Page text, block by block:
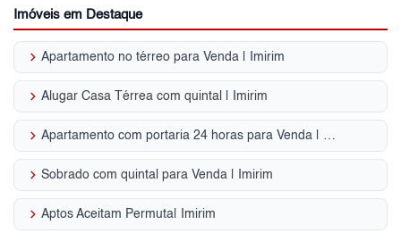
Imóveis em Destaque
keyboard_arrow_right Apartamento no térreo para Venda | Imirim
keyboard_arrow_right Alugar Casa Térrea com quintal | Imirim
keyboard_arrow_right Apartamento com portaria 24 horas para Venda | Imirim
keyboard_arrow_right Sobrado com quintal para Venda | Imirim
keyboard_arrow_right Aptos Aceitam Permuta| Imirim